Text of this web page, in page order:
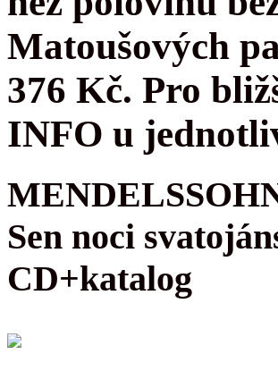
Matoušových
376 Kč. Pro
INFO u
Sen noci
CD+katalog